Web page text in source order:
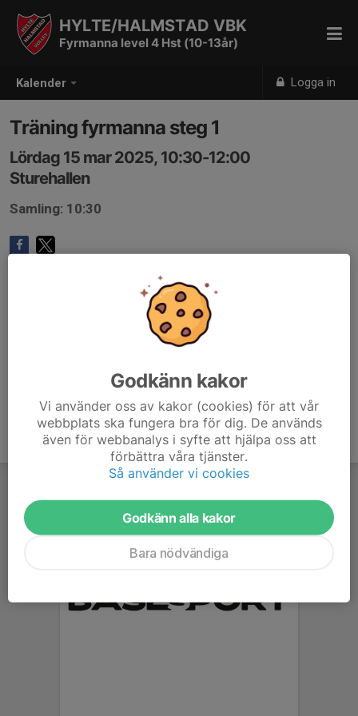
Kalender Logga in
HYLTE/HALMSTAD VBK
Fyrmanna level 4 Hst (10-13år)
Träning fyrmanna steg 1
Lördag 15 mar 2025, 10:30-12:00
Sturehallen
Samling: 10:30
Godkänn kakor
Vi använder oss av kakor (cookies) för att vår
webbplats ska fungera bra för dig. De används
även för webbanalys i syfte att hjälpa oss att
förbättra våra tjänster.
Så använder vi cookies
Godkänn alla kakor
Bara nödvändiga